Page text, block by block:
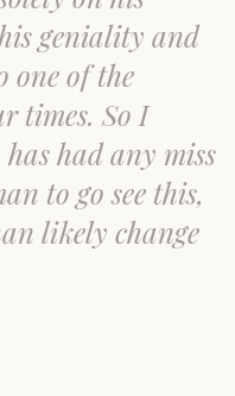
geniality and
one of the
times. So I
had any miss
to go see this,
likely change